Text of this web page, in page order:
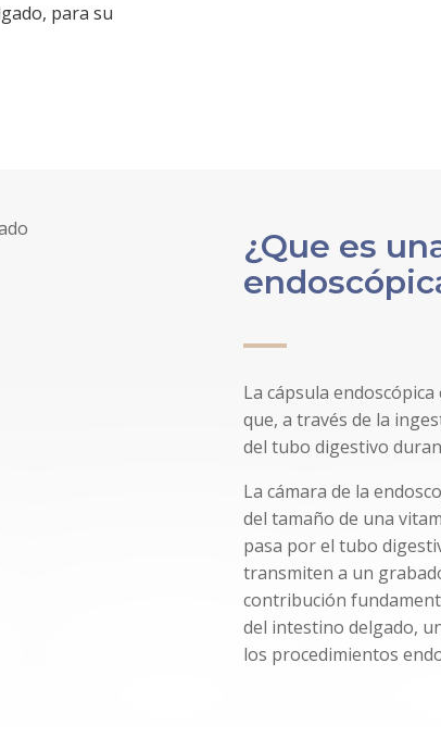
para su
¿Que es
La cápsula
que, a través de la
del tubo digestivo
La cámara de la
del tamaño de una
pasa por el tubo
transmiten a un
contribución
del intestino delgado,
los procedimientos